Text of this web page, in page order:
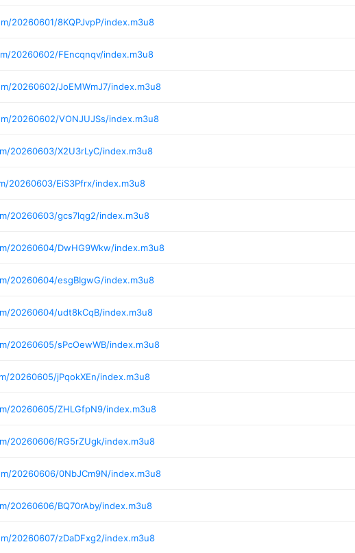
20260601/8KQPJvpP/index.m3u8
20260602/FEncqnqv/index.m3u8
20260602/JoEMWmJ7/index.m3u8
20260602/VONJUJSs/index.m3u8
20260603/X2U3rLyC/index.m3u8
20260603/EiS3Pfrx/index.m3u8
20260603/gcs7lqg2/index.m3u8
20260604/DwHG9Wkw/index.m3u8
20260604/esgBIgwG/index.m3u8
20260604/udt8kCqB/index.m3u8
20260605/sPcOewWB/index.m3u8
20260605/jPqokXEn/index.m3u8
20260605/ZHLGfpN9/index.m3u8
20260606/RG5rZUgk/index.m3u8
20260606/0NbJCm9N/index.m3u8
20260606/BQ70rAby/index.m3u8
20260607/zDaDFxg2/index.m3u8